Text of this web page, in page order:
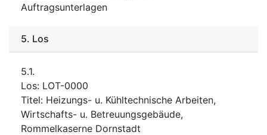
Auftragsunterlagen
5. Los
5.1.
Los: LOT-0000
Titel: Heizungs- u. Kühltechnische Arbeiten,
Wirtschafts- u. Betreuungsgebäude,
Rommelkaserne Dornstadt